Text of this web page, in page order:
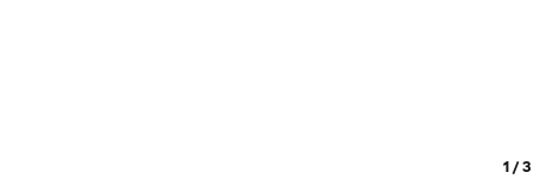
1 / 3